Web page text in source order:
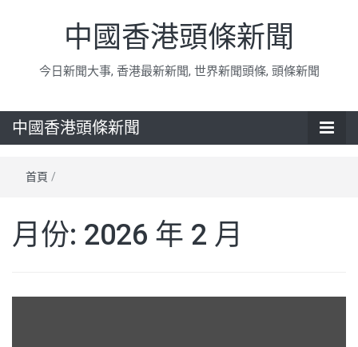
中國香港頭條新聞
今日新聞大事, 香港最新新聞, 世界新聞頭條, 頭條新聞
中國香港頭條新聞
首頁 /
月份: 2026 年 2 月